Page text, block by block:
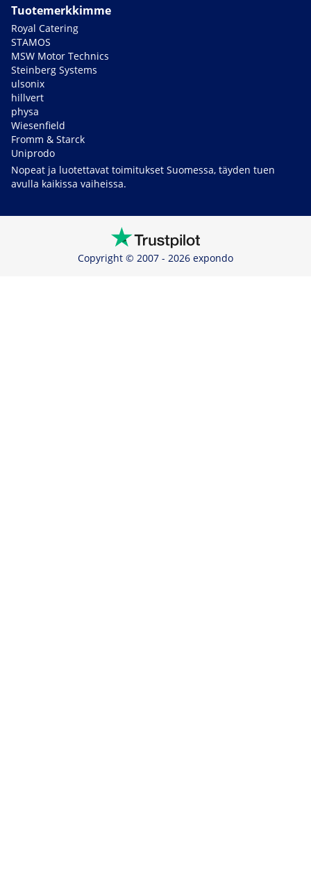
Tuotemerkkimme
Royal Catering
STAMOS
MSW Motor Technics
Steinberg Systems
ulsonix
hillvert
physa
Wiesenfield
Fromm & Starck
Uniprodo
Nopeat ja luotettavat toimitukset Suomessa, täyden tuen
avulla kaikissa vaiheissa.
Copyright © 2007 - 2026 expondo